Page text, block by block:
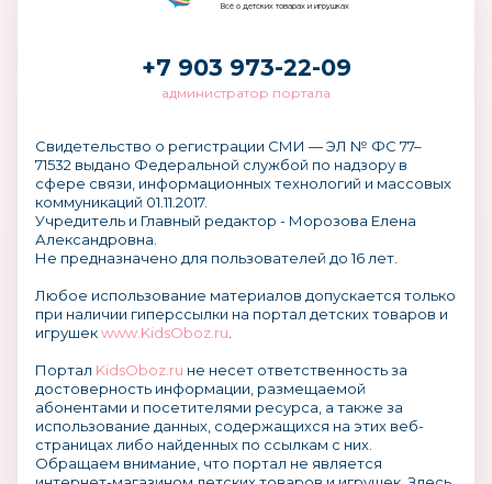
Всё о детских товарах и игрушках
+7 903 973-22-09
администратор портала
Свидетельство о регистрации СМИ — ЭЛ № ФС 77–
71532 выдано Федеральной службой по надзору в
сфере связи, информационных технологий и массовых
коммуникаций 01.11.2017.
Учредитель и Главный редактор - Морозова Елена
Александровна.
Не предназначено для пользователей до 16 лет.
Любое использование материалов допускается только
при наличии гиперссылки на портал детских товаров и
игрушекwww.KidsOboz.ru
Портал KidsOboz.ru не несет ответственность за
достоверность информации, размещаемой
абонентами и посетителями ресурса, а также за
использование данных, содержащихся на этих веб-
страницах либо найденных по ссылкам с них.
Обращаем внимание, что портал не является